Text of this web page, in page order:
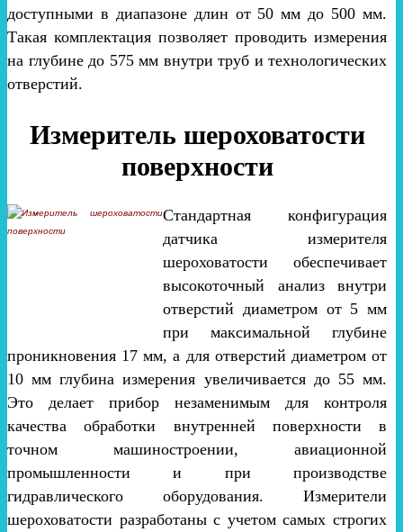
доступными в диапазоне длин от 50 мм до 500 мм.
Такая комплектация позволяет проводить измерения
на глубине до 575 мм внутри труб и технологических
отверстий.
Измеритель шероховатости
поверхности
Стандартная конфигурация
датчика измерителя
шероховатости обеспечивает
высокоточный анализ внутри
отверстий диаметром от 5 мм
при максимальной глубине
проникновения 17 мм, а для отверстий диаметром от
10 мм глубина измерения увеличивается до 55 мм.
Это делает прибор незаменимым для контроля
качества обработки внутренней поверхности в
точном машиностроении, авиационной
промышленности и при производстве
гидравлического оборудования. Измерители
шероховатости разработаны с учетом самых строгих